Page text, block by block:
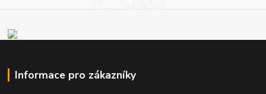
Informace pro zákazníky